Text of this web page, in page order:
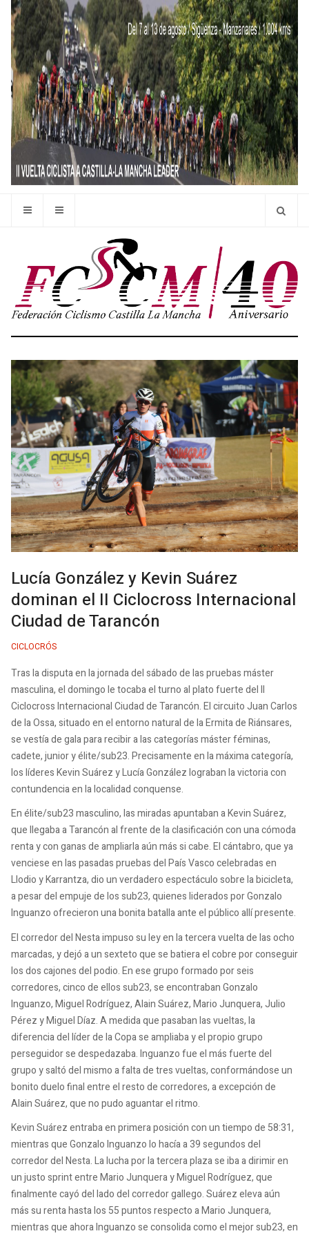
Lucía González y Kevin Suárez
dominan el II Ciclocross Internacional
Ciudad de Tarancón
CICLOCRÓS
Tras la disputa en la jornada del sábado de las pruebas máster
masculina, el domingo le tocaba el turno al plato fuerte del II
Ciclocross Internacional Ciudad de Tarancón. El circuito Juan Carlos
de la Ossa, situado en el entorno natural de la Ermita de Riánsares,
se vestía de gala para recibir a las categorías máster féminas,
cadete, junior y élite/sub23. Precisamente en la máxima categoría,
los líderes Kevin Suárez y Lucía González lograban la victoria con
contundencia en la localidad conquense.
En élite/sub23 masculino, las miradas apuntaban a Kevin Suárez,
que llegaba a Tarancón al frente de la clasificación con una cómoda
renta y con ganas de ampliarla aún más si cabe. El cántabro, que ya
venciese en las pasadas pruebas del País Vasco celebradas en
Llodio y Karrantza, dio un verdadero espectáculo sobre la bicicleta,
a pesar del empuje de los sub23, quienes liderados por Gonzalo
Inguanzo ofrecieron una bonita batalla ante el público allí presente.
El corredor del Nesta impuso su ley en la tercera vuelta de las ocho
marcadas, y dejó a un sexteto que se batiera el cobre por conseguir
los dos cajones del podio. En ese grupo formado por seis
corredores, cinco de ellos sub23, se encontraban Gonzalo
Inguanzo, Miguel Rodríguez, Alain Suárez, Mario Junquera, Julio
Pérez y Miguel Díaz. A medida que pasaban las vueltas, la
diferencia del líder de la Copa se ampliaba y el propio grupo
perseguidor se despedazaba. Inguanzo fue el más fuerte del
grupo y saltó del mismo a falta de tres vueltas, conformándose un
bonito duelo final entre el resto de corredores, a excepción de
Alain Suárez, que no pudo aguantar el ritmo.
Kevin Suárez entraba en primera posición con un tiempo de 58:31,
mientras que Gonzalo Inguanzo lo hacía a 39 segundos del
corredor del Nesta. La lucha por la tercera plaza se iba a dirimir en
un justo sprint entre Mario Junquera y Miguel Rodríguez, que
finalmente cayó del lado del corredor gallego. Suárez eleva aún
más su renta hasta los 55 puntos respecto a Mario Junquera,
mientras que ahora Inguanzo se consolida como el mejor sub23, en